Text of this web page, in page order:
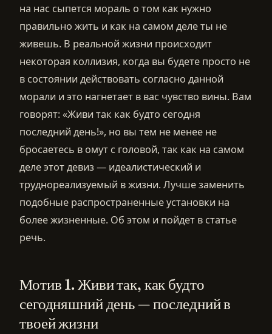
на нас сыпется мораль о том как нужно
правильно жить и как на самом деле ты не
живешь. В реальной жизни происходит
некоторая коллизия, когда вы будете просто не
в состоянии действовать согласно данной
морали и это нагнетает в вас чувство вины. Вам
говорят: «Живи так как будто сегодня
последний день!», но вы тем не менее не
бросаетесь в омут с головой, так как на самом
деле этот девиз — идеалистический и
труднореализуемый в жизни. Лучше заменить
подобные распространенные установки на
более жизненные. Об этом и пойдет в статье
речь.
Мотив 1. Живи так, как будто
сегодняшний день — последний в
твоей жизни